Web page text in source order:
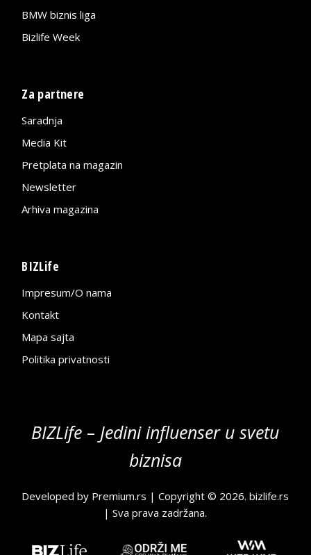
BMW biznis liga
Bizlife Week
Za partnere
Saradnja
Media Kit
Pretplata na magazin
Newsletter
Arhiva magazina
BIZLife
Impresum/O nama
Kontakt
Mapa sajta
Politika privatnosti
BIZLife – Jedini influenser u svetu
biznisa
Developed by Premium.rs | Copyright © 2026.bizlife.rs
| Sva prava zadržana.